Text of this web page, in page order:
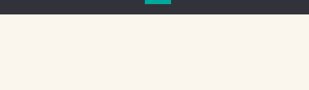
CENTRE NATIONAL DU LIVRE